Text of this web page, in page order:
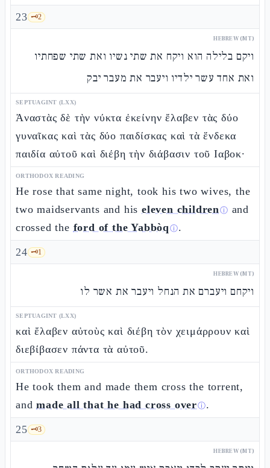
23 🗝️2
HEBREW (MT)
ויקם בלילה הוא ויקח את שתי נשיו ואת שתי שפחתיו
ואת אחד עשר ילדיו ויעבר את מעבר יבק
SEPTUAGINT (LXX)
Ἀναστὰς δὲ τὴν νύκτα ἐκείνην ἔλαβεν τὰς δύο
γυναῖκας καὶ τὰς δύο παιδίσκας καὶ τὰ ἕνδεκα
παιδία αὐτοῦ καὶ διέβη τὴν διάβασιν τοῦ Ιαβοκ·
ORTHODOX READING
He rose that same night, took his two wives, the
two maidservants and hiseleven childrenⓘ and
crossed the ford of the Yabbòq ⓘ.
24 🗝️1
HEBREW (MT)
ויקחם ויעברם את הנחל ויעבר את אשר לו
SEPTUAGINT (LXX)
καὶ ἔλαβεν αὐτοὺς καὶ διέβη τὸν χειμάρρουν καὶ
διεβίβασεν πάντα τὰ αὐτοῦ.
ORTHODOX READING
He took them and made them cross the torrent,
andmade all that he had cross overⓘ.
25 🗝️3
HEBREW (MT)